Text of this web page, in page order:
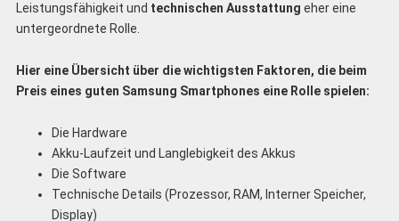
Leistungsfähigkeit und technischen Ausstattung eher eine
untergeordnete Rolle.
Hier eine Übersicht über die wichtigsten Faktoren, die beim
Preis eines guten Samsung Smartphones eine Rolle spielen:
Die Hardware
Akku-Laufzeit und Langlebigkeit des Akkus
Die Software
Technische Details (Prozessor, RAM, Interner Speicher,
Display)